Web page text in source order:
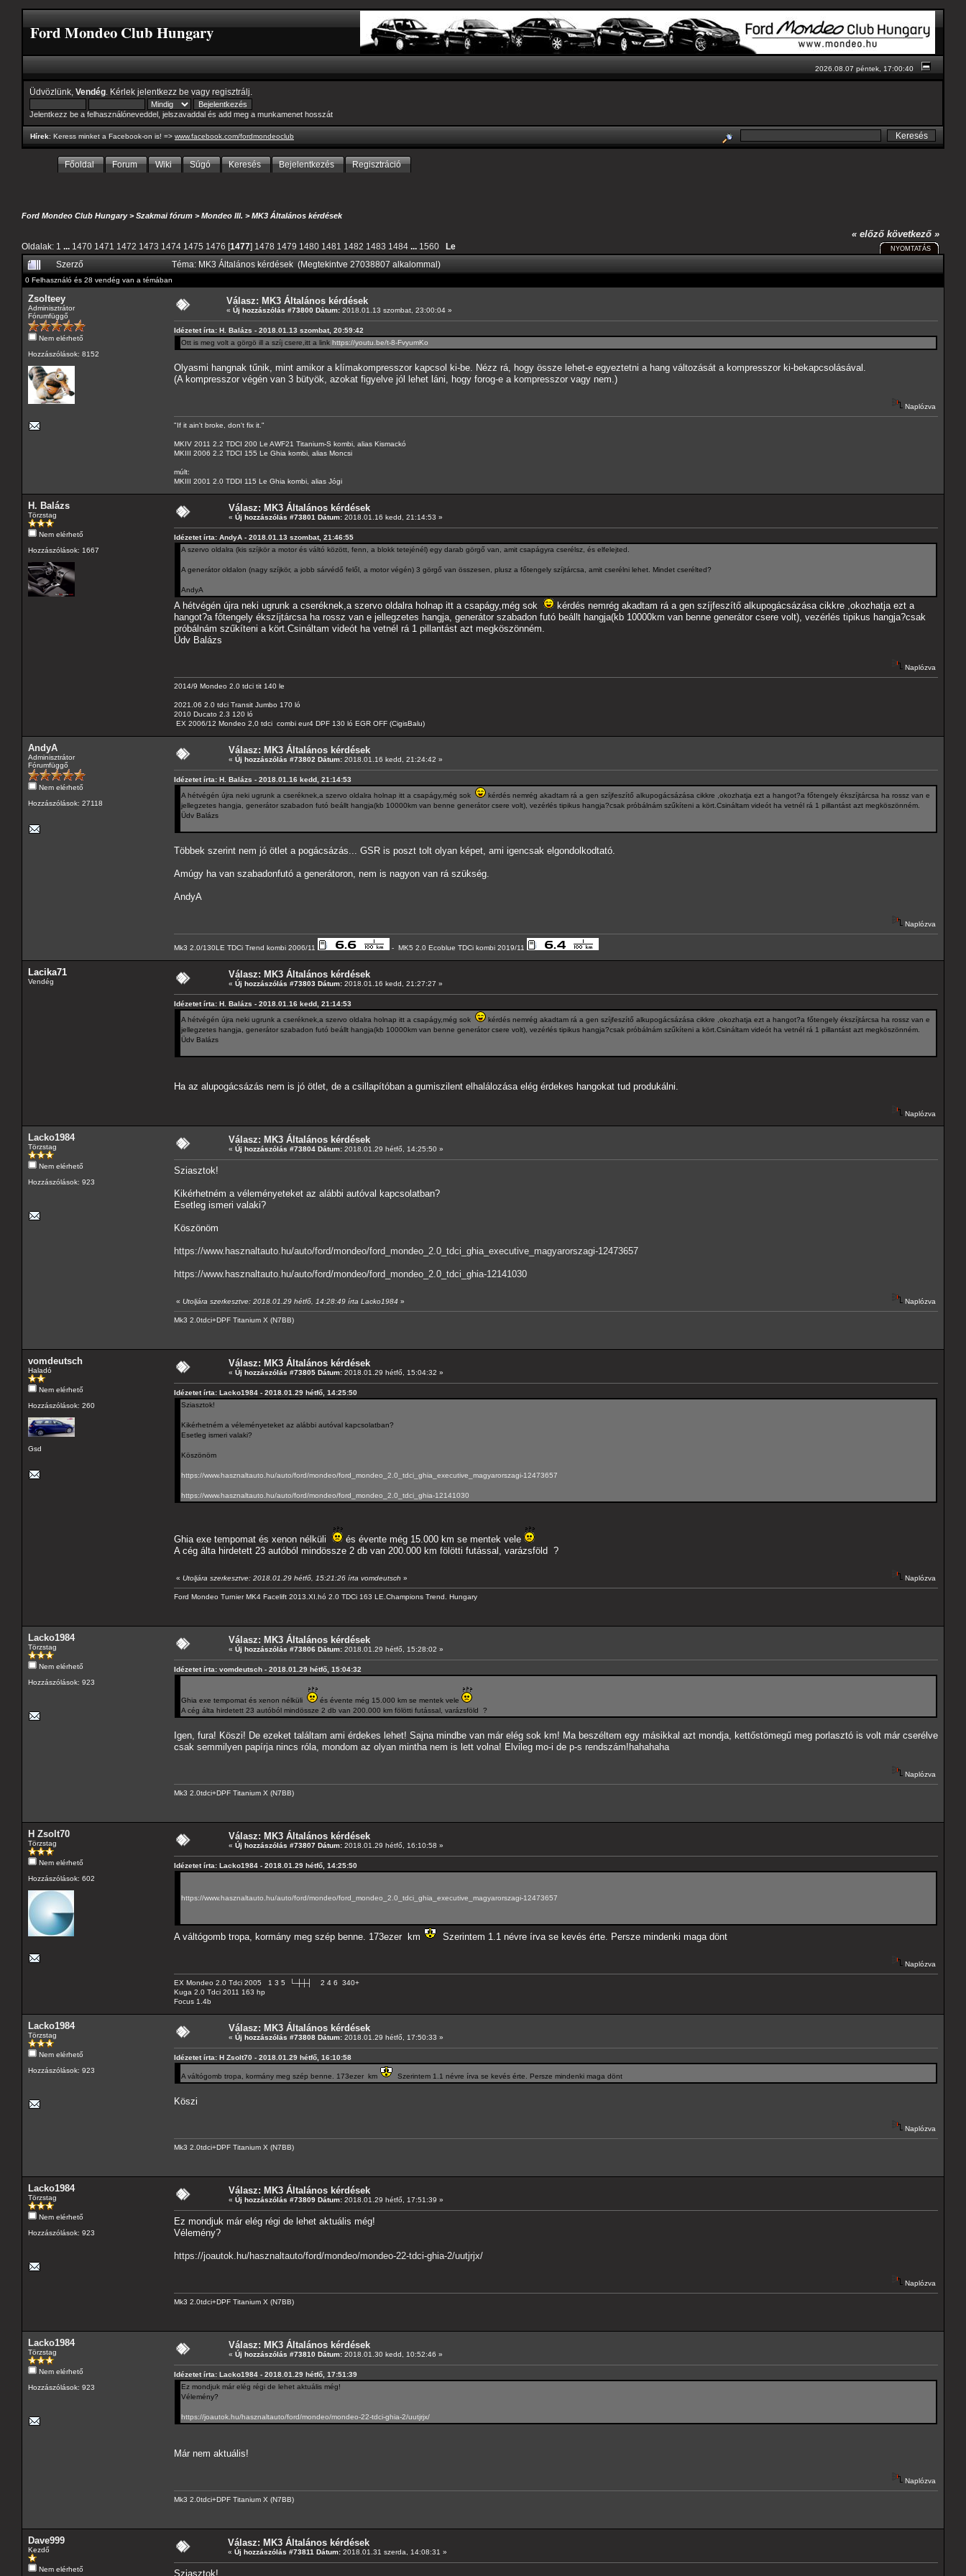
Ford Mondeo Club Hungary
2026.08.07 péntek, 17:00:40
Üdvözlünk, Vendég . Kérlek jelentkezz be vagy regisztrálj
Jelentkezz be a felhasználóneveddel, jelszavaddal és add meg a munkamenet hosszát
Hírek: Keress minket a Facebook-on is! => www.facebook.com/fordmondeoclub
Főoldal Forum Wiki Súgó Keresés Bejelentkezés Regisztráció
Ford Mondeo Club Hungary>Szakmai fórum >Mondeo III. >MK3 Általános kérdések
Oldalak: 1 ... 1470 1471 1472 1473 1474 1475 1476 [1477] 1478 1479 1480 1481 1482 1483 1484 ... 1560 Le
« előző következő »
NYOMTATÁS
Szerző Téma: MK3 Általános kérdések (Megtekintve 27038807 alkalommal)
0 Felhasználó és 28 vendég van a témában
Zsolteey
Adminisztrátor
Fórumfüggő
Nem elérhető
Hozzászólások: 8152
Válasz: MK3 Általános kérdések
« Új hozzászólás #73800 Dátum: 2018.01.13 szombat, 23:00:04 »
Idézetet írta: H. Balázs - 2018.01.13 szombat, 20:59:42
Ott is meg volt a görgö ill a szíj csere,itt a link https://youtu.be/t-8-FvyumKo
Olyasmi hangnak tűnik, mint amikor a klímakompresszor kapcsol ki-be. Nézz rá, hogy össze lehet-e egyeztetni a hang változását a kompresszor ki-bekapcsolásával.
(A kompresszor végén van 3 bütyök, azokat figyelve jól lehet láni, hogy forog-e a kompresszor vagy nem.)
Naplózva
"If it ain't broke, don't fix it."
MKIV 2011 2.2 TDCI 200 Le AWF21 Titanium-S kombi, alias Kismackó
MKIII 2006 2.2 TDCI 155 Le Ghia kombi, alias Moncsi
múlt:
MKIII 2001 2.0 TDDI 115 Le Ghia kombi, alias Jógi
H. Balázs
Törzstag
Nem elérhető
Hozzászólások: 1667
Válasz: MK3 Általános kérdések
« Új hozzászólás #73801 Dátum: 2018.01.16 kedd, 21:14:53 »
Idézetet írta: AndyA - 2018.01.13 szombat, 21:46:55
A szervo oldalra (kis szíjkör a motor és váltó között, fenn, a blokk tetejénél) egy darab görgő van, amit csapágyra cserélsz, és elfelejted.
A generátor oldalon (nagy szíjkör, a jobb sárvédő felől, a motor végén) 3 görgő van összesen, plusz a főtengely szíjtárcsa, amit cserélni lehet. Mindet cserélted?
AndyA
A hétvégén újra neki ugrunk a cseréknek,a szervo oldalra holnap itt a csapágy,még sok
kérdés nemrég akadtam rá a gen szíjfeszítő alkupogácsázása cikkre ,okozhatja ezt a
hangot?a főtengely ékszíjtárcsa ha rossz van e jellegzetes hangja, generátor szabadon futó beállt hangja(kb 10000km van benne generátor csere volt), vezérlés tipikus hangja?csak
próbálnám szűkíteni a kört.Csináltam videót ha vetnél rá 1 pillantást azt megköszönném.
Üdv Balázs
Naplózva
2014/9 Mondeo 2.0 tdci tit 140 le
2021.06 2.0 tdci Transit Jumbo 170 ló
2010 Ducato 2.3 120 ló
EX 2006/12 Mondeo 2,0 tdci combi eur4 DPF 130 ló EGR OFF (CigisBalu)
AndyA
Adminisztrátor
Fórumfüggő
Nem elérhető
Hozzászólások: 27118
Válasz: MK3 Általános kérdések
« Új hozzászólás #73802 Dátum: 2018.01.16 kedd, 21:24:42 »
Idézetet írta: H. Balázs - 2018.01.16 kedd, 21:14:53
A hétvégén újra neki ugrunk a cseréknek,a szervo oldalra holnap itt a csapágy,még sok
kérdés nemrég akadtam rá a gen szíjfeszítő alkupogácsázása cikkre ,okozhatja ezt a hangot?a főtengely ékszíjtárcsa ha rossz van e
jellegzetes hangja, generátor szabadon futó beállt hangja(kb 10000km van benne generátor csere volt), vezérlés tipikus hangja?csak próbálnám szűkíteni a kört.Csináltam videót ha vetnél rá 1 pillantást azt megköszönném.
Üdv Balázs
Többek szerint nem jó ötlet a pogácsázás... GSR is poszt tolt olyan képet, ami igencsak elgondolkodtató.
Amúgy ha van szabadonfutó a generátoron, nem is nagyon van rá szükség.
AndyA
Naplózva
Mk3 2.0/130LE TDCi Trend kombi 2006/11 - MK5 2.0 Ecoblue TDCi kombi 2019/11
Lacika71
Vendég
Válasz: MK3 Általános kérdések
« Új hozzászólás #73803 Dátum: 2018.01.16 kedd, 21:27:27 »
Idézetet írta: H. Balázs - 2018.01.16 kedd, 21:14:53
A hétvégén újra neki ugrunk a cseréknek,a szervo oldalra holnap itt a csapágy,még sok
kérdés nemrég akadtam rá a gen szíjfeszítő alkupogácsázása cikkre ,okozhatja ezt a hangot?a főtengely ékszíjtárcsa ha rossz van e
jellegzetes hangja, generátor szabadon futó beállt hangja(kb 10000km van benne generátor csere volt), vezérlés tipikus hangja?csak próbálnám szűkíteni a kört.Csináltam videót ha vetnél rá 1 pillantást azt megköszönném.
Üdv Balázs
Ha az alupogácsázás nem is jó ötlet, de a csillapítóban a gumiszilent elhalálozása elég érdekes hangokat tud produkálni.
Naplózva
Lacko1984
Törzstag
Nem elérhető
Hozzászólások: 923
Válasz: MK3 Általános kérdések
« Új hozzászólás #73804 Dátum: 2018.01.29 hétfő, 14:25:50 »
Sziasztok!
Kikérhetném a véleményeteket az alábbi autóval kapcsolatban?
Esetleg ismeri valaki?
Köszönöm
https://www.hasznaltauto.hu/auto/ford/mondeo/ford_mondeo_2.0_tdci_ghia_executive_magyarorszagi-12473657
https://www.hasznaltauto.hu/auto/ford/mondeo/ford_mondeo_2.0_tdci_ghia-12141030
« Utoljára szerkesztve: 2018.01.29 hétfő, 14:28:49 írta Lacko1984 » Naplózva
Mk3 2.0tdci+DPF Titanium X (N7BB)
vomdeutsch
Haladó
Nem elérhető
Hozzászólások: 260
Gsd
Válasz: MK3 Általános kérdések
« Új hozzászólás #73805 Dátum: 2018.01.29 hétfő, 15:04:32 »
Idézetet írta: Lacko1984 - 2018.01.29 hétfő, 14:25:50
Sziasztok!
Kikérhetném a véleményeteket az alábbi autóval kapcsolatban?
Esetleg ismeri valaki?
Köszönöm
https://www.hasznaltauto.hu/auto/ford/mondeo/ford_mondeo_2.0_tdci_ghia_executive_magyarorszagi-12473657
https://www.hasznaltauto.hu/auto/ford/mondeo/ford_mondeo_2.0_tdci_ghia-12141030
Ghia exe tempomat és xenon nélküli
és évente még 15.000 km se mentek vele
A cég álta hirdetett 23 autóból mindössze 2 db van 200.000 km fölötti futással, varázsföld ?
« Utoljára szerkesztve: 2018.01.29 hétfő, 15:21:26 írta vomdeutsch » Naplózva
Ford Mondeo Turnier MK4 Facelift 2013.XI.hó 2.0 TDCi 163 LE.Champions Trend. Hungary
Lacko1984
Törzstag
Nem elérhető
Hozzászólások: 923
Válasz: MK3 Általános kérdések
« Új hozzászólás #73806 Dátum: 2018.01.29 hétfő, 15:28:02 »
Idézetet írta: vomdeutsch - 2018.01.29 hétfő, 15:04:32
Ghia exe tempomat és xenon nélküli
és évente még 15.000 km se mentek vele
A cég álta hirdetett 23 autóból mindössze 2 db van 200.000 km fölötti futással, varázsföld ?
Igen, fura! Köszi! De ezeket találtam ami érdekes lehet! Sajna mindbe van már elég sok km! Ma beszéltem egy másikkal azt mondja, kettőstömegű meg porlasztó is volt már cserélve
csak semmilyen papírja nincs róla, mondom az olyan mintha nem is lett volna! Elvileg mo-i de p-s rendszám!hahahaha
Naplózva
Mk3 2.0tdci+DPF Titanium X (N7BB)
H Zsolt70
Törzstag
Nem elérhető
Hozzászólások: 602
Válasz: MK3 Általános kérdések
« Új hozzászólás #73807 Dátum: 2018.01.29 hétfő, 16:10:58 »
Idézetet írta: Lacko1984 - 2018.01.29 hétfő, 14:25:50
https://www.hasznaltauto.hu/auto/ford/mondeo/ford_mondeo_2.0_tdci_ghia_executive_magyarorszagi-12473657
A váltógomb tropa, kormány meg szép benne. 173ezer km Szerintem 1.1 névre írva se kevés érte. Persze mindenki maga dönt
Naplózva
EX Mondeo 2.0 Tdci 2005 1 3 5 └-┼┼┤ 2 4 6 340+
Kuga 2.0 Tdci 2011 163 hp
Focus 1.4b
Lacko1984
Törzstag
Nem elérhető
Hozzászólások: 923
Válasz: MK3 Általános kérdések
« Új hozzászólás #73808 Dátum: 2018.01.29 hétfő, 17:50:33 »
Idézetet írta: H Zsolt70 - 2018.01.29 hétfő, 16:10:58
A váltógomb tropa, kormány meg szép benne. 173ezer km Szerintem 1.1 névre írva se kevés érte. Persze mindenki maga dönt
Köszi
Naplózva
Mk3 2.0tdci+DPF Titanium X (N7BB)
Lacko1984
Törzstag
Nem elérhető
Hozzászólások: 923
Válasz: MK3 Általános kérdések
« Új hozzászólás #73809 Dátum: 2018.01.29 hétfő, 17:51:39 »
Ez mondjuk már elég régi de lehet aktuális még!
Vélemény?
https://joautok.hu/hasznaltauto/ford/mondeo/mondeo-22-tdci-ghia-2/uutjrjx/
Naplózva
Mk3 2.0tdci+DPF Titanium X (N7BB)
Lacko1984
Törzstag
Nem elérhető
Hozzászólások: 923
Válasz: MK3 Általános kérdések
« Új hozzászólás #73810 Dátum: 2018.01.30 kedd, 10:52:46 »
Idézetet írta: Lacko1984 - 2018.01.29 hétfő, 17:51:39
Ez mondjuk már elég régi de lehet aktuális még!
Vélemény?
https://joautok.hu/hasznaltauto/ford/mondeo/mondeo-22-tdci-ghia-2/uutjrjx/
Már nem aktuális!
Naplózva
Mk3 2.0tdci+DPF Titanium X (N7BB)
Dave999
Kezdő
Nem elérhető
Válasz: MK3 Általános kérdések
« Új hozzászólás #73811 Dátum: 2018.01.31 szerda, 14:08:31 »
Sziasztok!